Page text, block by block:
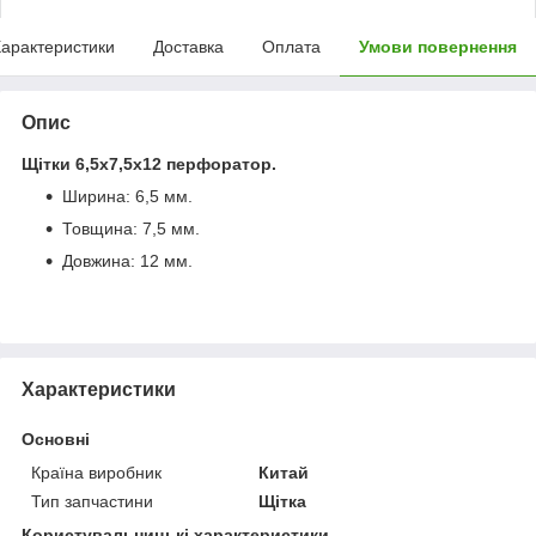
Доставка Оплата Умови повернення
Опис
Щітки 6,5х7,5х12 перфоратор.
Ширина: 6,5 мм.
Товщина: 7,5 мм.
Довжина: 12 мм.
Характеристики
Основні
Країна виробник
Китай
Тип запчастини
Щітка